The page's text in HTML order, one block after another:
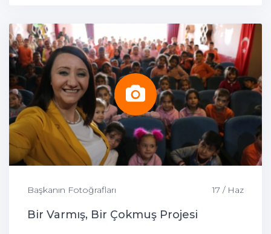
Başkanın Fotoğrafları 17 / Haz
Bir Varmış, Bir Çokmuş Projesi